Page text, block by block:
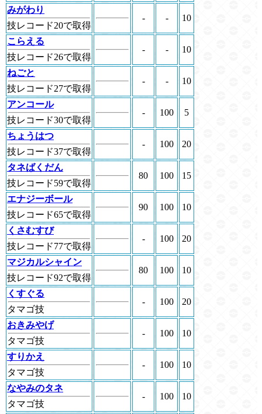
みがわり
技レコード20で取得
- - 10
こらえる
技レコード26で取得
- - 10
ねごと
技レコード27で取得
- - 10
アンコール
技レコード30で取得
- 100 5
ちょうはつ
技レコード37で取得
- 100 20
タネばくだん
技レコード59で取得
80 100 15
エナジーボール
技レコード65で取得
90 100 10
くさむすび
技レコード77で取得
- 100 20
マジカルシャイン
技レコード92で取得
80 100 10
くすぐる
タマゴ技
- 100 20
おきみやげ
タマゴ技
- 100 10
すりかえ
タマゴ技
- 100 10
なやみのタネ
タマゴ技
- 100 10